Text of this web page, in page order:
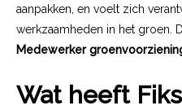
aanpakken, en voelt zich
werkzaamheden in het groen.
Medewerker
Wat heeft